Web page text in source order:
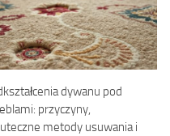
dywanu pod
przyczyny,
metody usuwania i